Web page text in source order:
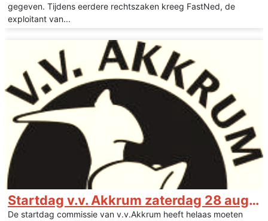
gegeven. Tijdens eerdere rechtszaken kreeg FastNed, de
exploitant van...
Startdag v.v. Akkrum zaterdag 28 augustus gaat niet door!
De startdag commissie van v.v.Akkrum heeft helaas moeten